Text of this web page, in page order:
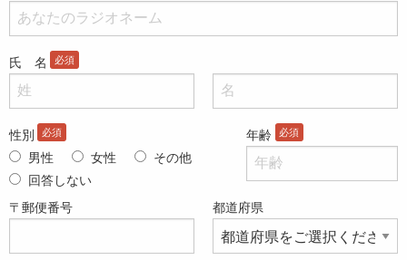
氏 名
性別
男性
女性
その他
回答しない
年齢
〒郵便番号 都道府県